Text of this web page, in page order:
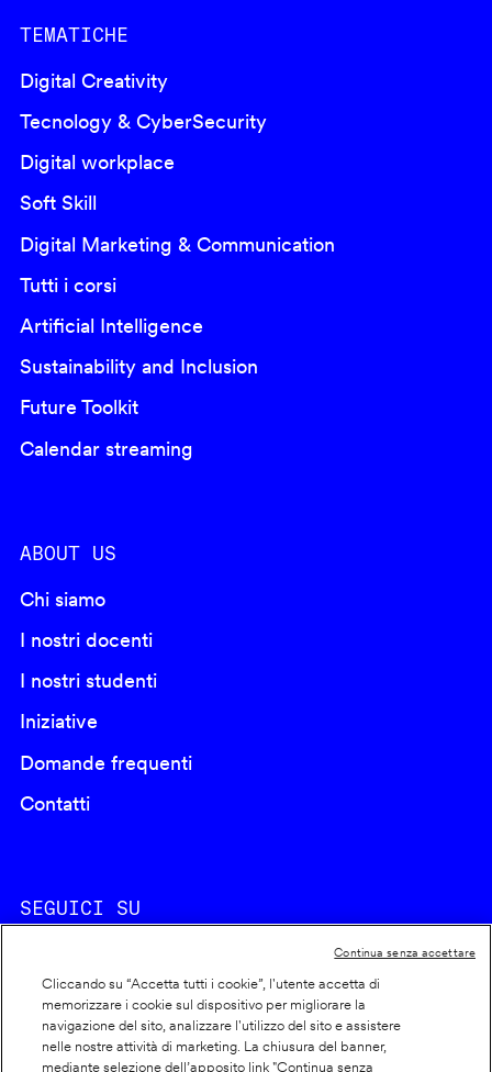
TEMATICHE
Digital Creativity
Tecnology & CyberSecurity
Digital workplace
Soft Skill
Digital Marketing & Communication
Tutti i corsi
Artificial Intelligence
Sustainability and Inclusion
Future Toolkit
Calendar streaming
ABOUT US
Chi siamo
I nostri docenti
I nostri studenti
Iniziative
Domande frequenti
Contatti
SEGUICI SU
Cookie policy
Cliccando su “Accetta tutti i cookie”, l'utente accetta di
memorizzare i cookie sul dispositivo per migliorare la
navigazione del sito, analizzare l'utilizzo del sito e assistere
nelle nostre attività di marketing. La chiusura del banner,
mediante selezione dell’apposito link "Continua senza
Continua senza accettare